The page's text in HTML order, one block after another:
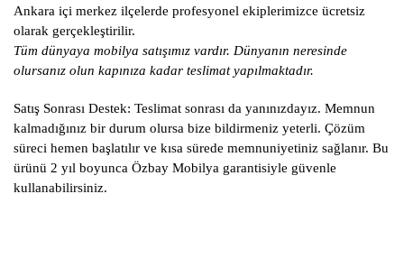
Ankara içi merkez ilçelerde profesyonel ekiplerimizce ücretsiz
olarak gerçekleştirilir.
Tüm dünyaya mobilya satışımız vardır. Dünyanın neresinde
olursanız olun kapınıza kadar teslimat yapılmaktadır.
Satış Sonrası Destek: Teslimat sonrası da yanınızdayız. Memnun
kalmadığınız bir durum olursa bize bildirmeniz yeterli. Çözüm
süreci hemen başlatılır ve kısa sürede memnuniyetiniz sağlanır. Bu
ürünü 2 yıl boyunca Özbay Mobilya garantisiyle güvenle
kullanabilirsiniz.